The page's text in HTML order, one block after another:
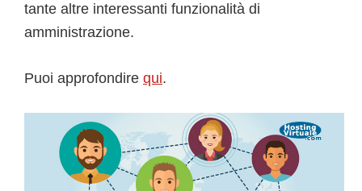
tante altre interessanti funzionalità di
amministrazione.
Puoi approfondire qui.